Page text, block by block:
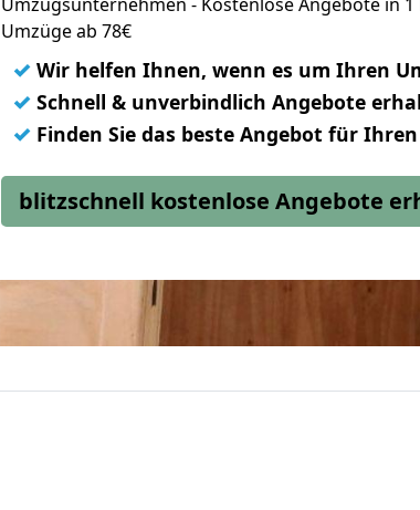
Umzüge ab 78€
✓ Wir helfen Ihnen, wenn es um Ihren
✓ Schnell & unverbindlich Angebote
✓ Finden Sie das beste Angebot für
blitzschnell kostenlose Angebote